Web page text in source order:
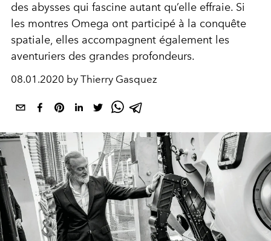
des abysses qui fascine autant qu’elle effraie. Si
les montres Omega ont participé à la conquête
spatiale, elles accompagnent également les
aventuriers des grandes profondeurs.
08.01.2020 by Thierry Gasquez